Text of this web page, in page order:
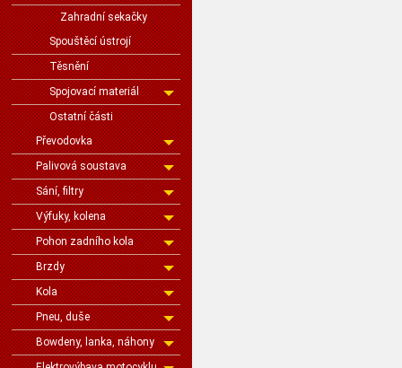
Zahradní sekačky
Spouštěcí ústrojí
Těsnění
Spojovací materiál
Ostatní části
Převodovka
Palivová soustava
Sání, filtry
Výfuky, kolena
Pohon zadního kola
Brzdy
Kola
Pneu, duše
Bowdeny, lanka, náhony